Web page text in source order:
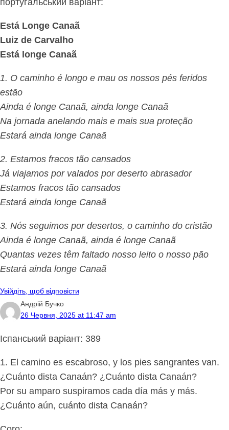
португальський варіант:
Está Longe Canaã
Luiz de Carvalho
Está longe Canaã
1. O caminho é longo e mau os nossos pés feridos
estão
Ainda é longe Canaã, ainda longe Canaã
Na jornada anelando mais e mais sua proteção
Estará ainda longe Canaã
2. Estamos fracos tão cansados
Já viajamos por valados por deserto abrasador
Estamos fracos tão cansados
Estará ainda longe Canaã
3. Nós seguimos por desertos, o caminho do cristão
Ainda é longe Canaã, ainda é longe Canaã
Quantas vezes têm faltado nosso leito o nosso pão
Estará ainda longe Canaã
Увійдіть, щоб відповісти
Андрій Бучко
26 Червня, 2025 at 11:47 am
Іспанський варіант: 389
1. El camino es escabroso, y los pies sangrantes van.
¿Cuánto dista Canaán? ¿Cuánto dista Canaán?
Por su amparo suspiramos cada día más y más.
¿Cuánto aún, cuánto dista Canaán?